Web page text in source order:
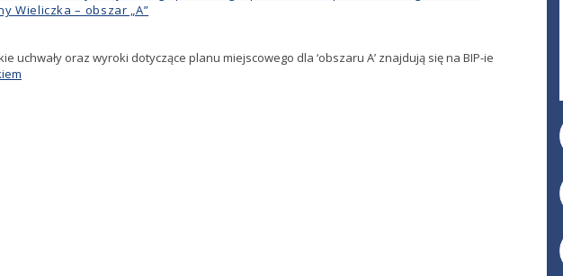
Wieliczka – obszar „A”
uchwały oraz wyroki dotyczące planu miejscowego dla ‘obszaru A’ znajdują się na BIP-ie